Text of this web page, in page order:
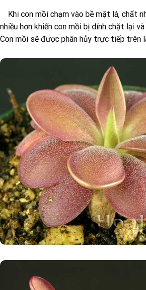
Khi con mồi chạm vào bề mặt lá, chất
nhiều hơn khiến con mồi bị dính chặt lại
Con mồi sẽ được phân hủy trực tiếp trên